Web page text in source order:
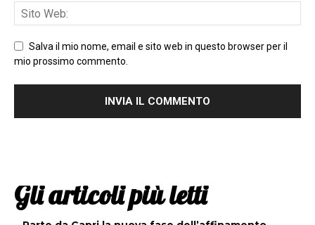
Salva il mio nome, email e sito web in questo browser per il
mio prossimo commento.
Gli articoli più letti